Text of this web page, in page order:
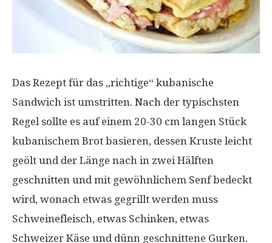
Das Rezept für das „richtige“ kubanische
Sandwich ist umstritten. Nach der typischsten
Regel sollte es auf einem 20-30 cm langen Stück
kubanischem Brot basieren, dessen Kruste leicht
geölt und der Länge nach in zwei Hälften
geschnitten und mit gewöhnlichem Senf bedeckt
wird, wonach etwas gegrillt werden muss
Schweinefleisch, etwas Schinken, etwas
Schweizer Käse und dünn geschnittene Gurken.